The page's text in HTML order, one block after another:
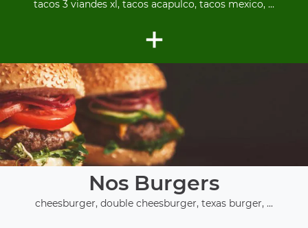
tacos 3 viandes xl, tacos acapulco, tacos mexico, ...
+
Nos Burgers
cheesburger, double cheesburger, texas burger, ...